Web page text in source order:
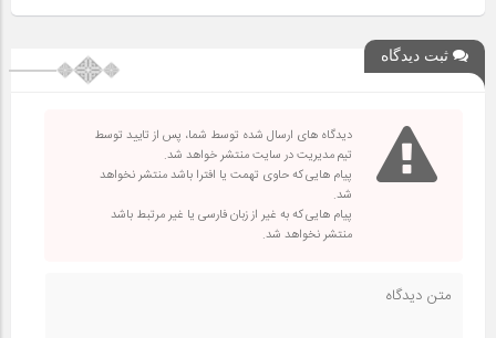
ثبت دیدگاه
دیدگاه های ارسال شده توسط شما، پس از تایید توسط
تیم مدیریت در سایت منتشر خواهد شد.
پیام هایی که حاوی تهمت یا افترا باشد منتشر نخواهد
شد.
پیام هایی که به غیر از زبان فارسی یا غیر مرتبط باشد
منتشر نخواهد شد.